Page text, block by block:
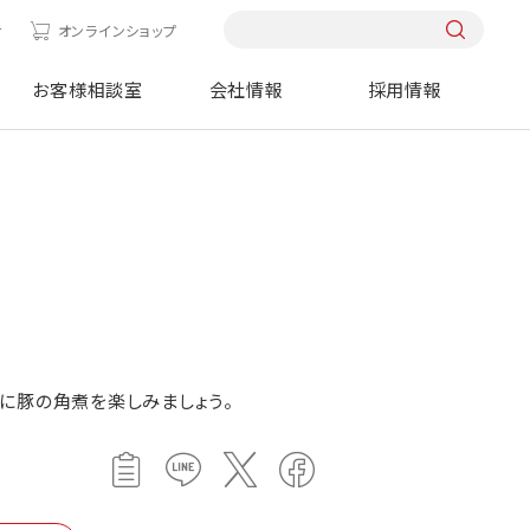
オンラインショップ
お客様相談室 会社情報 採用情報
豚の角煮を楽しみましょう。